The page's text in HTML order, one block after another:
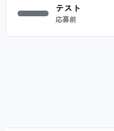
テスト
応募前